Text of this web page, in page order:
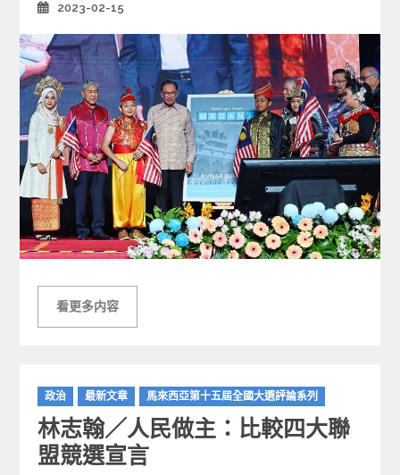
2023-02-15
看更多内容
C
a
t
e
g
政治 最新文章 馬來西亞第十五屆全國大選評論系列
林志翰／人民做主：比較四大聯
盟競選宣言